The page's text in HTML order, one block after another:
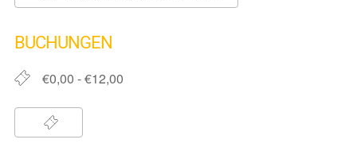
BUCHUNGEN
€0,00 - €12,00